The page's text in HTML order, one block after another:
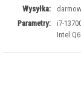
Wysyłka:
Parametry:
i7-
Intel